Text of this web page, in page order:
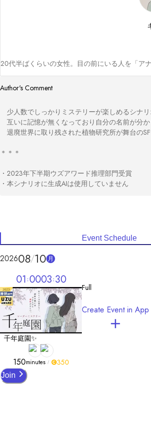
20代半ばくらいの女性。目の前にいる人を「ア
Author's Comment
少人数でしっかりミステリーが楽しめるシナ
互いに記憶が無くなっており自分の名前が分
退廃世界に取り残された植物研究所が舞台の
＊＊＊
・2023年下半期ウズアワード推理部門受賞
・本シナリオに生成AIは使用していません
Event Schedule
202608 10 月
Full
01 0003 30
千年庭園✨
150minutes 350
Join
Create Event in App